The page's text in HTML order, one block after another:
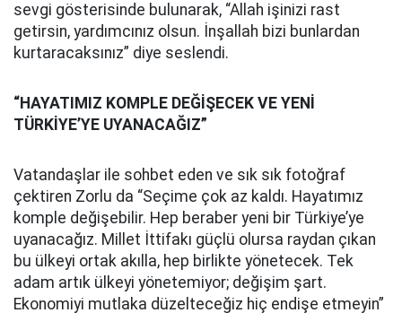
sevgi gösterisinde bulunarak, “Allah işinizi rast
getirsin, yardımcınız olsun. İnşallah bizi bunlardan
kurtaracaksınız” diye seslendi.
“HAYATIMIZ KOMPLE DEĞİŞECEK VE YENİ
TÜRKİYE’YE UYANACAĞIZ”
Vatandaşlar ile sohbet eden ve sık sık fotoğraf
çektiren Zorlu da “Seçime çok az kaldı. Hayatımız
komple değişebilir. Hep beraber yeni bir Türkiye’ye
uyanacağız. Millet İttifakı güçlü olursa raydan çıkan
bu ülkeyi ortak akılla, hep birlikte yönetecek. Tek
adam artık ülkeyi yönetemiyor; değişim şart.
Ekonomiyi mutlaka düzelteceğiz hiç endişe etmeyin”